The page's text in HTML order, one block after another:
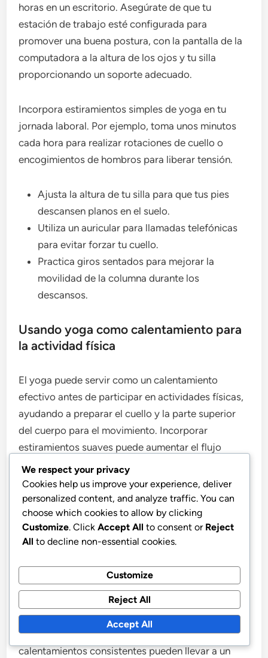
horas en un escritorio. Asegúrate de que tu
estación de trabajo esté configurada para
promover una buena postura, con la pantalla de la
computadora a la altura de los ojos y tu silla
proporcionando un soporte adecuado.
Incorpora estiramientos simples de yoga en tu
jornada laboral. Por ejemplo, toma unos minutos
cada hora para realizar rotaciones de cuello o
encogimientos de hombros para liberar tensión.
Ajusta la altura de tu silla para que tus pies
descansen planos en el suelo.
Utiliza un auricular para llamadas telefónicas
para evitar forzar tu cuello.
Practica giros sentados para mejorar la
movilidad de la columna durante los
descansos.
Usando yoga como calentamiento para
la actividad física
El yoga puede servir como un calentamiento
efectivo antes de participar en actividades físicas,
ayudando a preparar el cuello y la parte superior
del cuerpo para el movimiento. Incorporar
estiramientos suaves puede aumentar el flujo
sanguíneo y la flexibilidad, reduciendo el riesgo de
lesiones.
Concéntrate en posturas que mejoren la movilidad
y liberen tensión en el cuello, como Gato-Vaca, la
Postura del Niño y estiramientos suaves del cuello.
Dedica alrededor de 5 a 10 minutos a calentar con
estas posturas antes de actividades más exigentes.
Recuerda escuchar a tu cuerpo; si sientes alguna
incomodidad, ajusta las posturas o omítelas. Los
calentamientos consistentes pueden llevar a un
We respect your privacy
Cookies help us improve your experience, deliver
personalized content, and analyze traffic. You can
choose which cookies to allow by clicking
Customize. Click Accept All to consent or Reject
All to decline non-essential cookies.
Customize
Reject All
Accept All